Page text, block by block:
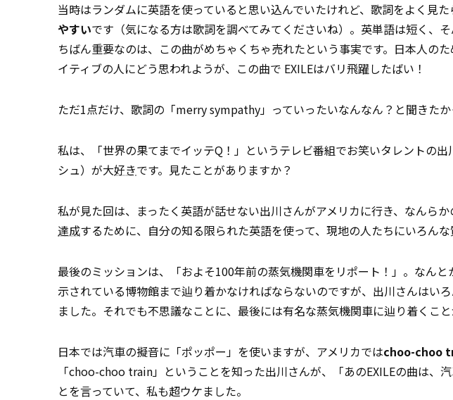
当時はランダムに英語を使っていると思い込んでいたけれど、歌詞をよく見た
やすいです（気になる方は歌詞を調べてみてくださいね）。英単語は短く、
ちばん重要なのは、この曲がめちゃくちゃ売れたという事実です。日本人の
イティブの人にどう思われようが、この曲で EXILEはバリ飛躍したばい！
ただ1点だけ、歌詞の「merry sympathy」っていったいなんなん？と聞きた
私は、「世界の果てまでイッテQ！」というテレビ番組でお笑いタレントの
シュ）が大好きです。見たことがありますか？
私が見た回は、まったく英語が話せない出川さんがアメリカに行き、なんら
達成するために、自分の知る限られた英語を使って、現地の人たちにいろん
最後のミッションは、「およそ100年前の蒸気機関車をリポート！」。なんと
示されている博物館まで辿り着かなければならないのですが、出川さんはい
ました。それでも不思議なことに、最後には有名な蒸気機関車に辿り着くこと
日本では汽車の擬音に「ポッポー」を使いますが、アメリカではchoo-choo
「choo-choo train」ということを知った出川さんが、「あのEXILEの曲は、
とを言っていて、私も超ウケました。